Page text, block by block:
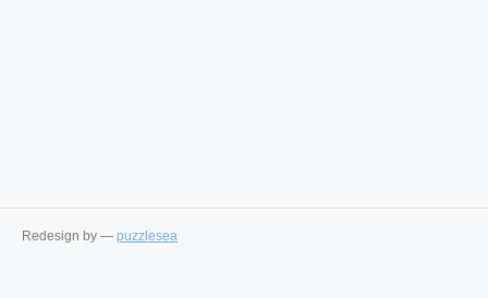
Redesign by — puzzlesea